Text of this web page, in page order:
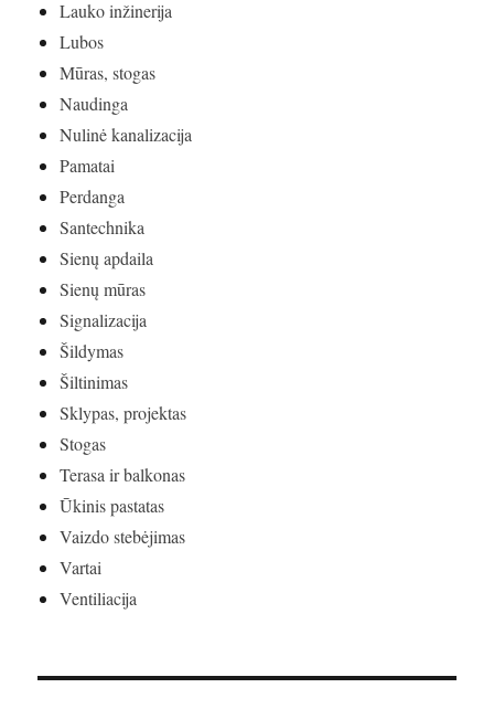
Lauko inžinerija
Lubos
Mūras, stogas
Naudinga
Nulinė kanalizacija
Pamatai
Perdanga
Santechnika
Sienų apdaila
Sienų mūras
Signalizacija
Šildymas
Šiltinimas
Sklypas, projektas
Stogas
Terasa ir balkonas
Ūkinis pastatas
Vaizdo stebėjimas
Vartai
Ventiliacija